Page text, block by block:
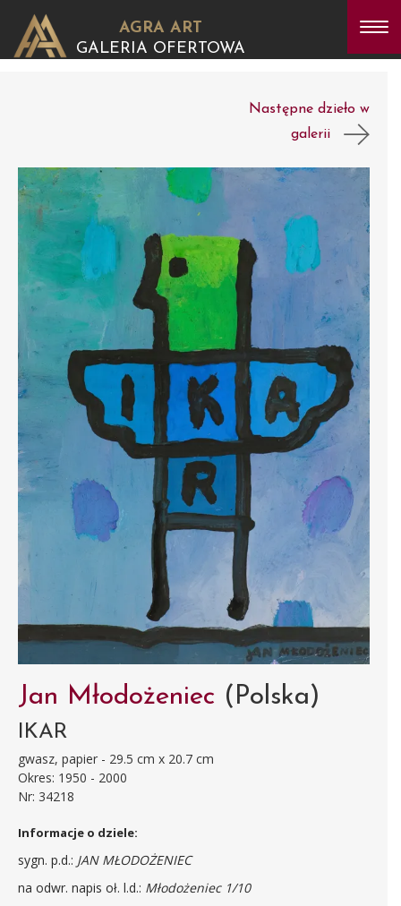
AGRA ART
GALERIA OFERTOWA
Następne dzieło w
galerii
Jan Młodożeniec (Polska)
IKAR
gwasz, papier - 29.5 cm x 20.7 cm
Okres: 1950 - 2000
Nr: 34218
Informacje o dziele:
sygn. p.d.: JAN MŁODOŻENIEC
na odwr. napis oł. l.d.: Młodożeniec 1/10